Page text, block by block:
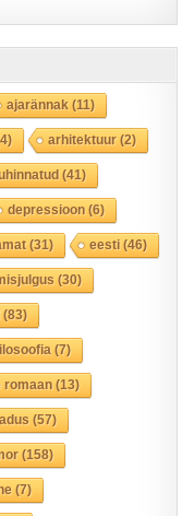
ajarännak (11)
arhitektuur(2)
(41)
depressioon(6)
(31) eesti(46)
(30)
(83)
(7)
romaan(13)
(57)
(158)
(7)